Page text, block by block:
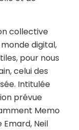
collective
digital,
pour nous
celui des
Intitulée
prévue
Memo
Neil